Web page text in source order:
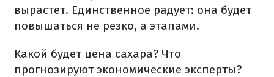
вырастет. Единственное радует: она будет
повышаться не резко, а этапами.
Какой будет цена сахара? Что
прогнозируют экономические эксперты?